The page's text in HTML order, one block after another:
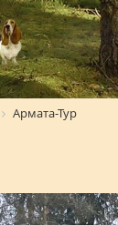
Армата-Тур